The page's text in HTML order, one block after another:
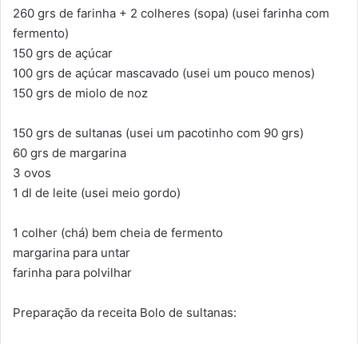
260 grs de farinha + 2 colheres (sopa) (usei farinha com
fermento)
150 grs de açúcar
100 grs de açúcar mascavado (usei um pouco menos)
150 grs de miolo de noz
150 grs de sultanas (usei um pacotinho com 90 grs)
60 grs de margarina
3 ovos
1 dl de leite (usei meio gordo)
1 colher (chá) bem cheia de fermento
margarina para untar
farinha para polvilhar
Preparação da receita Bolo de sultanas: